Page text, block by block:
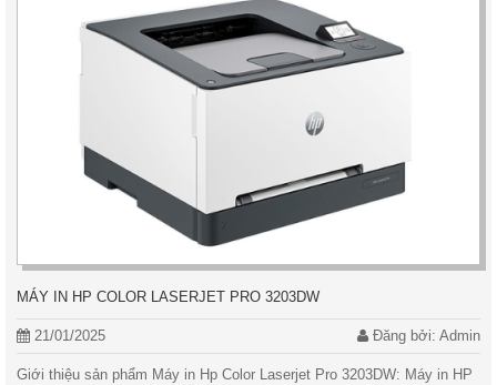
MÁY IN HP COLOR LASERJET PRO 3203DW
21/01/2025 Đăng bởi: Admin
Giới thiệu sản phẩm Máy in Hp Color Laserjet Pro 3203DW: Máy in HP